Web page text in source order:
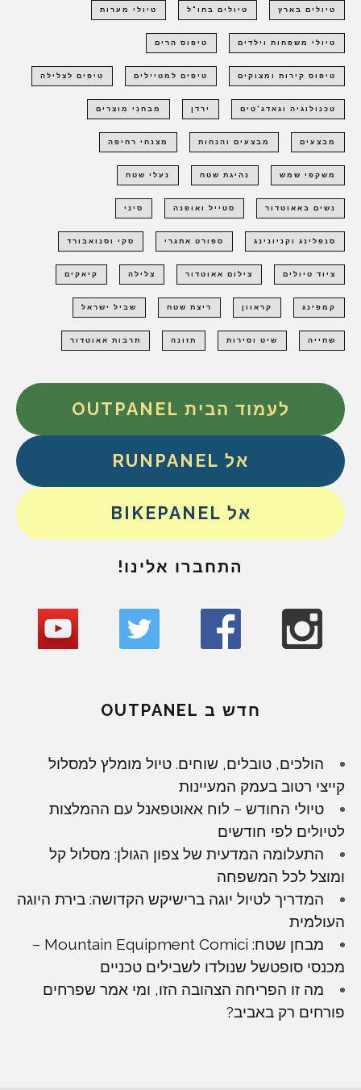
טיולים בארץ טיולים בחו"ל טיולי מערות
טיולי משפחות וילדים טיפוס הרים
טיפוס קירות ומצוקים טיפים למטיילים טיפים לצלילה
טכנולוגיה וגאדג'טים ירדן מבחני מוצרים
מבצעים מבצעים והנחות מצנחי רחיפה
משקפי שמש נהיגת שטח נעלי שטח
נשים באאוטדור סטייל ואופנה סיני
סנפלינג וקניונינג ספורט אתגרי סקי וסנואבורד
ציוד טיולים צילום אאוטדור צלילה קיאקים
קמפינג קראוון ריצת שטח שביל ישראל
שחייה שיט וסירות תזונה תרבות אאוטדור
לעמוד הבית OUTPANEL
אל RUNPANEL
אל BIKEPANEL
התחברו אלינו!
חדש ב OUTPANEL
הולכים, טובלים, שוחים. טיול מומלץ למסלול
קייצי רטוב בעמק המעיינות
טיולי החודש – לוח אאוטפאנל עם ההמלצות
לטיולים לפי חודשים
התעלומה המדעית של צפון הגולן: מסלול קל
ומוצל לכל המשפחה
המדריך לטיול יוגה ברישיקש הקדושה: בירת היוגה
העולמית
מבחן שטח: Mountain Equipment Comici –
מכנסי סופטשל שנולדו לשבילים טכניים
מה זו הפריחה הצהובה הזו, ומי אמר שפרחים
פורחים רק באביב?